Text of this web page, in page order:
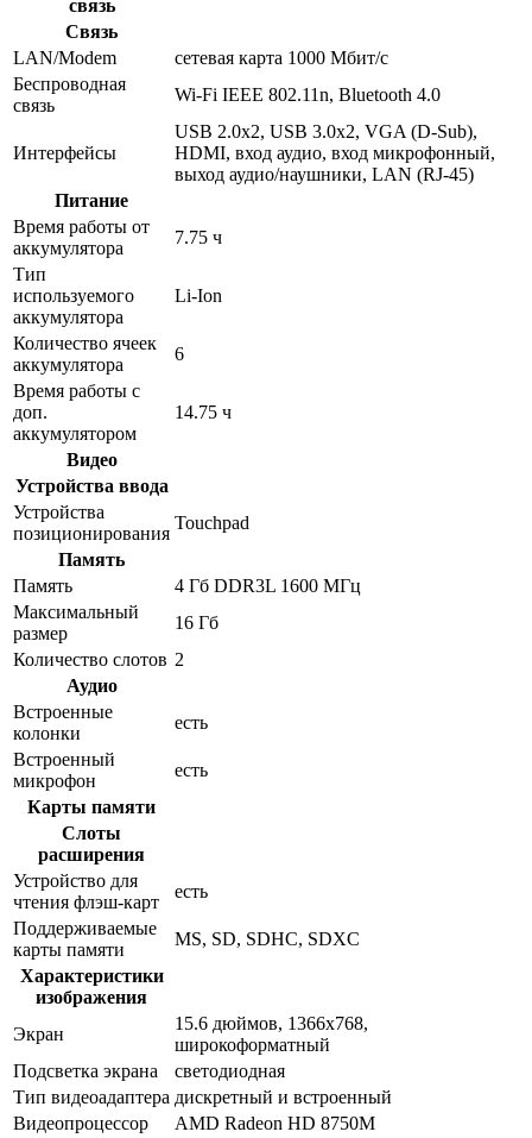
связь
Связь
LAN/Modem
сетевая карта 1000 Мбит/c
Беспроводная
связь
Wi-Fi IEEE 802.11n, Bluetooth 4.0
Интерфейсы
USB 2.0x2, USB 3.0x2, VGA (D-Sub),
HDMI, вход аудио, вход микрофонный,
выход аудио/наушники, LAN (RJ-45)
Питание
Время работы от
аккумулятора
7.75 ч
Тип
используемого
аккумулятора
Li-Ion
Количество ячеек
аккумулятора
6
Время работы с
доп.
аккумулятором
14.75 ч
Видео
Устройства ввода
Устройства
позиционирования
Touchpad
Память
Память
4 Гб DDR3L 1600 МГц
Максимальный
размер
16 Гб
Количество слотов 2
Аудио
Встроенные
колонки
есть
Встроенный
микрофон
есть
Карты памяти
Слоты
расширения
Устройство для
чтения флэш-карт
есть
Поддерживаемые
карты памяти
MS, SD, SDHC, SDXC
Характеристики
изображения
Экран
15.6 дюймов, 1366x768,
широкоформатный
Подсветка экрана
светодиодная
Тип видеоадаптера дискретный и встроенный
Видеопроцессор
AMD Radeon HD 8750M